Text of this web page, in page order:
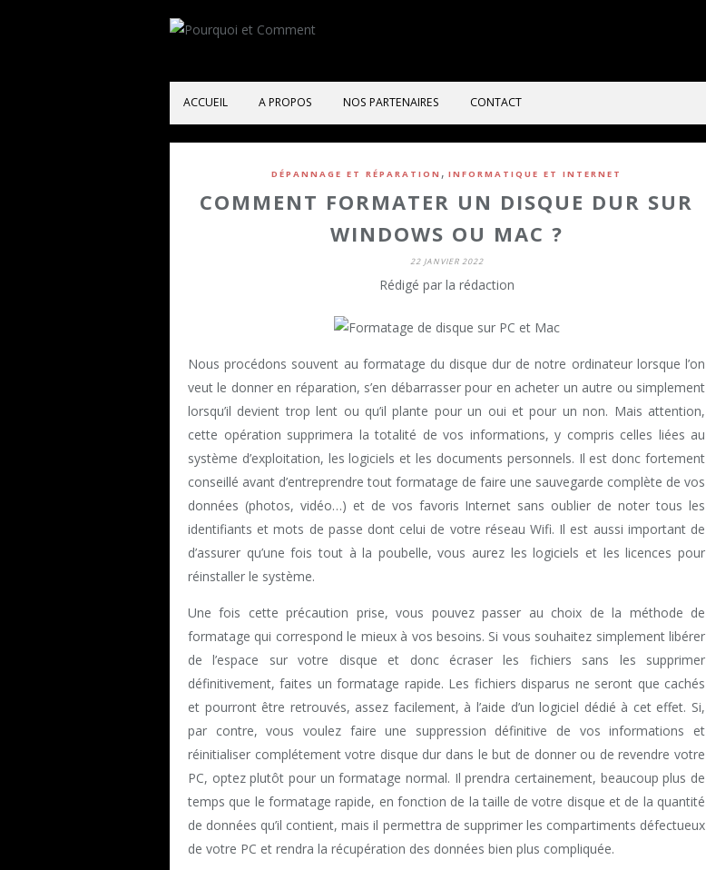
ACCUEIL A PROPOS NOS PARTENAIRES CONTACT
DÉPANNAGE ET RÉPARATION , INFORMATIQUE ET INTERNET
COMMENT FORMATER UN DISQUE DUR SUR
WINDOWS OU MAC ?
22 JANVIER 2022
Rédigé par la rédaction
Nous procédons souvent au formatage du disque dur de notre ordinateur lorsque l’on
veut le donner en réparation, s’en débarrasser pour en acheter un autre ou simplement
lorsqu’il devient trop lent ou qu’il plante pour un oui et pour un non. Mais attention,
cette opération supprimera la totalité de vos informations, y compris celles liées au
système d’exploitation, les logiciels et les documents personnels. Il est donc fortement
conseillé avant d’entreprendre tout formatage de faire une sauvegarde complète de vos
données (photos, vidéo…) et de vos favoris Internet sans oublier de noter tous les
identifiants et mots de passe dont celui de votre réseau Wifi. Il est aussi important de
d’assurer qu’une fois tout à la poubelle, vous aurez les logiciels et les licences pour
réinstaller le système.
Une fois cette précaution prise, vous pouvez passer au choix de la méthode de
formatage qui correspond le mieux à vos besoins. Si vous souhaitez simplement libérer
de l’espace sur votre disque et donc écraser les fichiers sans les supprimer
définitivement, faites un formatage rapide. Les fichiers disparus ne seront que cachés
et pourront être retrouvés, assez facilement, à l’aide d’un logiciel dédié à cet effet. Si,
par contre, vous voulez faire une suppression définitive de vos informations et
réinitialiser complétement votre disque dur dans le but de donner ou de revendre votre
PC, optez plutôt pour un formatage normal. Il prendra certainement, beaucoup plus de
temps que le formatage rapide, en fonction de la taille de votre disque et de la quantité
de données qu’il contient, mais il permettra de supprimer les compartiments défectueux
de votre PC et rendra la récupération des données bien plus compliquée.